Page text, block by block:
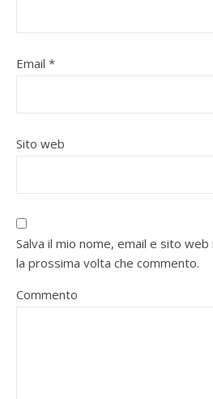
Email *
Sito web
Salva il mio nome, email e sito
la prossima volta che commento.
Commento